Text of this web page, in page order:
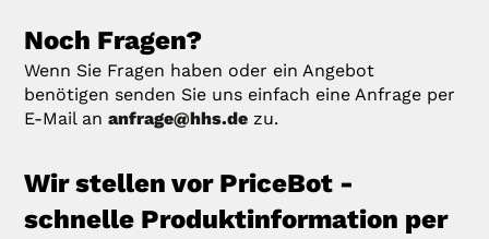
Noch Fragen?
Wenn Sie Fragen haben oder ein Angebot
benötigen senden Sie uns einfach eine Anfrage per
E-Mail ananfrage@hhs.de zu.
Wir stellen vor PriceBot -
schnelle Produktinformation per